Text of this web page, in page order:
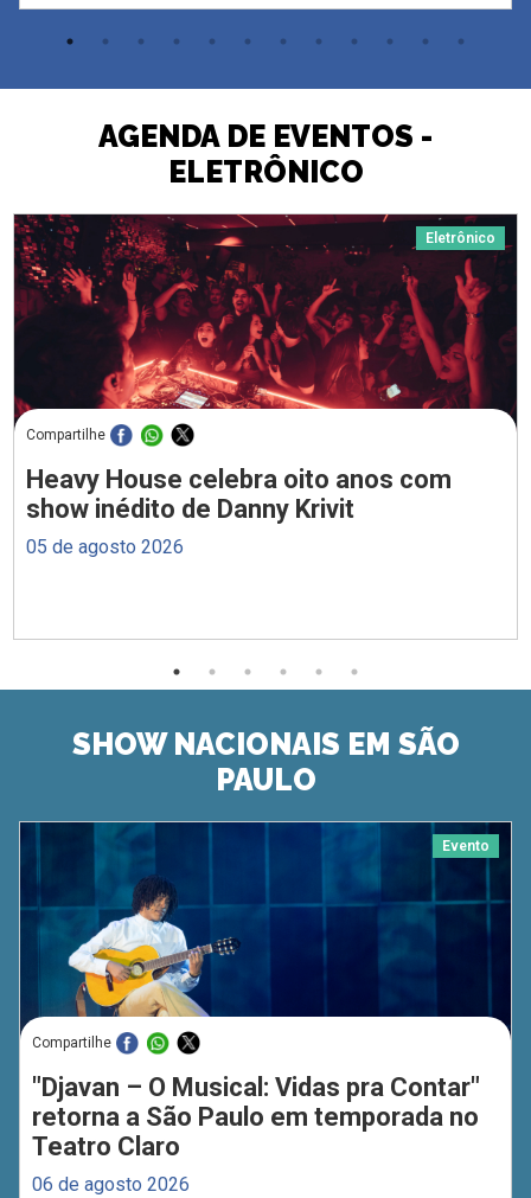
AGENDA DE EVENTOS -
ELETRÔNICO
Eletrônico
Compartilhe
Heavy House celebra oito anos com
show inédito de Danny Krivit
05 de agosto 2026
SHOW NACIONAIS EM SÃO
PAULO
Evento
Compartilhe
"Djavan – O Musical: Vidas pra Contar"
retorna a São Paulo em temporada no
Teatro Claro
06 de agosto 2026